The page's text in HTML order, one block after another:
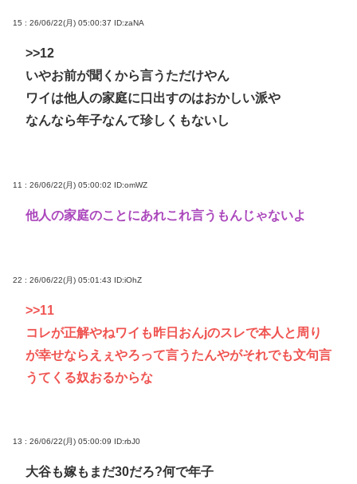
15 : 26/06/22(月) 05:00:37 ID:zaNA
>>12
いやお前が聞くから言うただけやん
ワイは他人の家庭に口出すのはおかしい派や
なんなら年子なんて珍しくもないし
11 : 26/06/22(月) 05:00:02 ID:omWZ
他人の家庭のことにあれこれ言うもんじゃないよ
22 : 26/06/22(月) 05:01:43 ID:iOhZ
>>11
コレが正解やねワイも昨日おんjのスレで本人と周り
が幸せならえぇやろって言うたんやがそれでも文句言
うてくる奴おるからな
13 : 26/06/22(月) 05:00:09 ID:rbJ0
大谷も嫁もまだ30だろ?何で年子